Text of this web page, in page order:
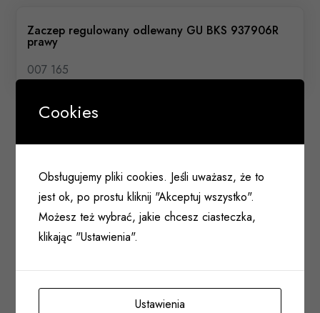
Zaczep regulowany odlewany GU BKS 937906R
prawy
007 165
Cookies
Obsługujemy pliki cookies. Jeśli uważasz, że to
jest ok, po prostu kliknij "Akceptuj wszystko".
Możesz też wybrać, jakie chcesz ciasteczka,
klikając "Ustawienia".
Ustawienia